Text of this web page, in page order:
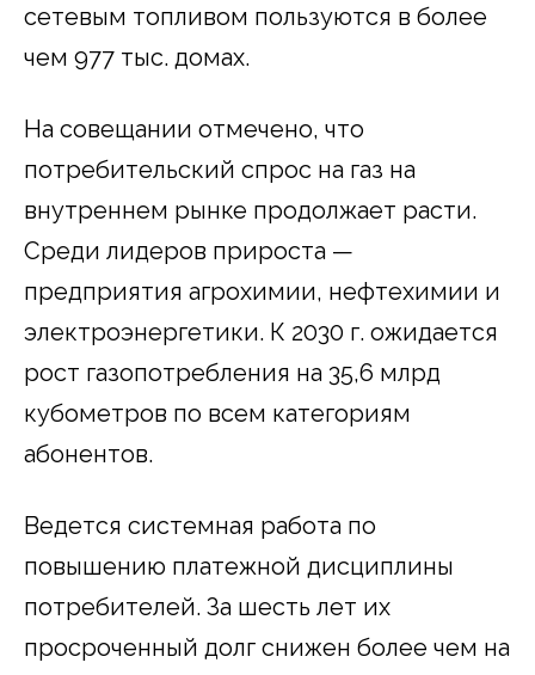
сетевым топливом пользуются в более
чем 977 тыс. домах.
На совещании отмечено, что
потребительский спрос на газ на
внутреннем рынке продолжает расти.
Среди лидеров прироста —
предприятия агрохимии, нефтехимии и
электроэнергетики. К 2030 г. ожидается
рост газопотребления на 35,6 млрд
кубометров по всем категориям
абонентов.
Ведется системная работа по
повышению платежной дисциплины
потребителей. За шесть лет их
просроченный долг снижен более чем на